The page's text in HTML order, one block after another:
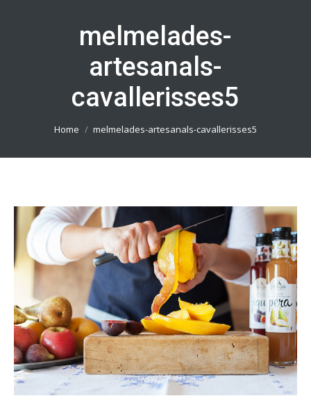
melmelades-
artesanals-
cavallerisses5
You are here:
Home melmelades-artesanals-cavallerisses5